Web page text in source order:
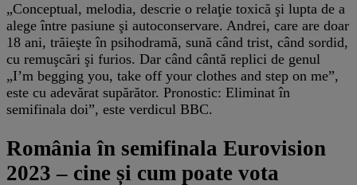
„Conceptual, melodia, descrie o relaţie toxică şi lupta de a
alege între pasiune şi autoconservare. Andrei, care are doar
18 ani, trăieşte în psihodramă, sună când trist, când sordid,
cu remuşcări şi furios. Dar când cântă replici de genul
„I’m begging you, take off your clothes and step on me”,
este cu adevărat supărător. Pronostic: Eliminat în
semifinala doi”, este verdicul BBC.
România în semifinala Eurovision
2023 – cine și cum poate vota